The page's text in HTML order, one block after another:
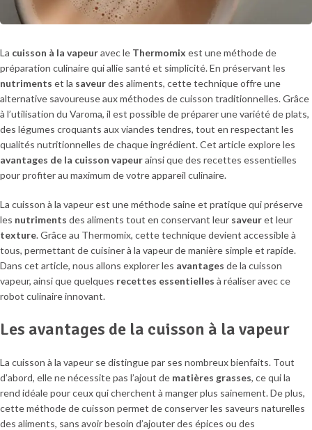
La cuisson à la vapeuravec le Thermomix est une méthode de
préparation culinaire qui allie santé et simplicité. En préservant les
nutriments et la saveurdes aliments, cette technique offre une
alternative savoureuse aux méthodes de cuisson traditionnelles. Grâce
à l’utilisation du Varoma, il est possible de préparer une variété de plats,
des légumes croquants aux viandes tendres, tout en respectant les
qualités nutritionnelles de chaque ingrédient. Cet article explore les
avantages de la cuisson vapeurainsi que des recettes essentielles
pour profiter au maximum de votre appareil culinaire.
La cuisson à la vapeur est une méthode saine et pratique qui préserve
les nutriments des aliments tout en conservant leur saveuret leur
texture. Grâce au Thermomix, cette technique devient accessible à
tous, permettant de cuisiner à la vapeur de manière simple et rapide.
Dans cet article, nous allons explorer les avantages de la cuisson
vapeur, ainsi que quelques recettes essentielles à réaliser avec ce
robot culinaire innovant.
Les avantages de la cuisson à la vapeur
La cuisson à la vapeur se distingue par ses nombreux bienfaits. Tout
d’abord, elle ne nécessite pas l’ajout de matières grasses, ce qui la
rend idéale pour ceux qui cherchent à manger plus sainement. De plus,
cette méthode de cuisson permet de conserver les saveurs naturelles
des aliments, sans avoir besoin d’ajouter des épices ou des